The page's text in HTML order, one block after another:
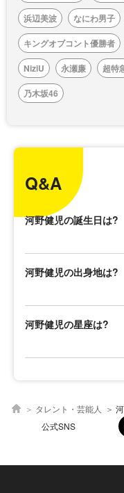
浜辺美波
なにわ男子
キングオブコント優勝者
NiziU
永瀬廉 超特
乃木坂46
Q&A
河野健児の誕生日は?
河野健児の出身地は?
河野健児の星座は?
タレント・芸能人
公式SNS